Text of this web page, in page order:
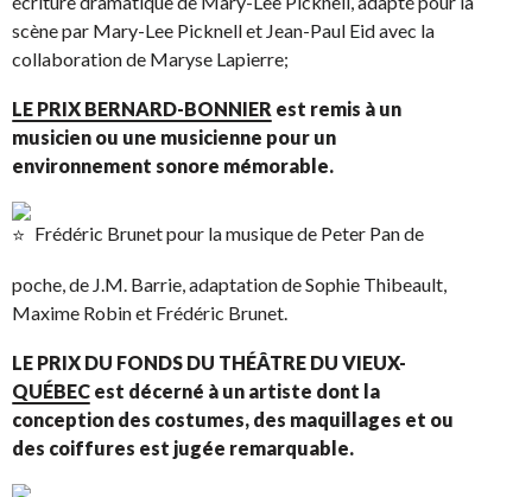
scène par Mary-Lee Picknell et Jean-Paul Eid avec la
collaboration de Maryse Lapierre;
LE PRIX BERNARD-BONNIER est remis à un
musicien ou une musicienne pour un
environnement sonore mémorable.
Frédéric Brunet pour la musique de Peter Pan de
poche, de J.M. Barrie, adaptation de Sophie Thibeault,
Maxime Robin et Frédéric Brunet.
LE PRIX DU FONDS DU THÉÂTRE DU VIEUX-
QUÉBEC est décerné à un artiste dont la
conception des costumes, des maquillages et ou
des coiffures est jugée remarquable.